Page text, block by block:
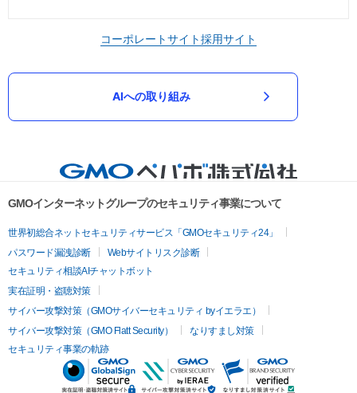
コーポレートサイト採用サイト
AIへの取り組み
GMOインターネットグループのセキュリティ事業について
世界初総合ネットセキュリティサービス「GMOセキュリティ24」
パスワード漏洩診断
Webサイトリスク診断
セキュリティ相談AIチャットボット
実在証明・盗聴対策
サイバー攻撃対策（GMOサイバーセキュリティ byイエラエ）
サイバー攻撃対策（GMO Flatt Security）
なりすまし対策
セキュリティ事業の軌跡